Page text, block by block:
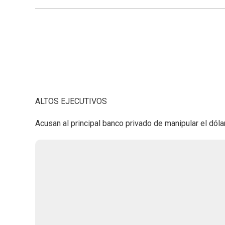
ALTOS EJECUTIVOS
Acusan al principal banco privado de manipular el